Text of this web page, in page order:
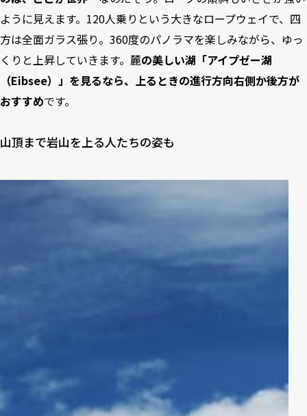
ように見えます。120人乗りという大きなロープウェイで、四
方は全面ガラス張り。360度のパノラマを楽しみながら、ゆっ
くりと上昇していきます。麓の美しい湖「アイプゼー湖
（Eibsee）」を見るなら、上るときの進行方向右側か後方が
おすすめです。
山頂まで岩山を上る人たちの姿も